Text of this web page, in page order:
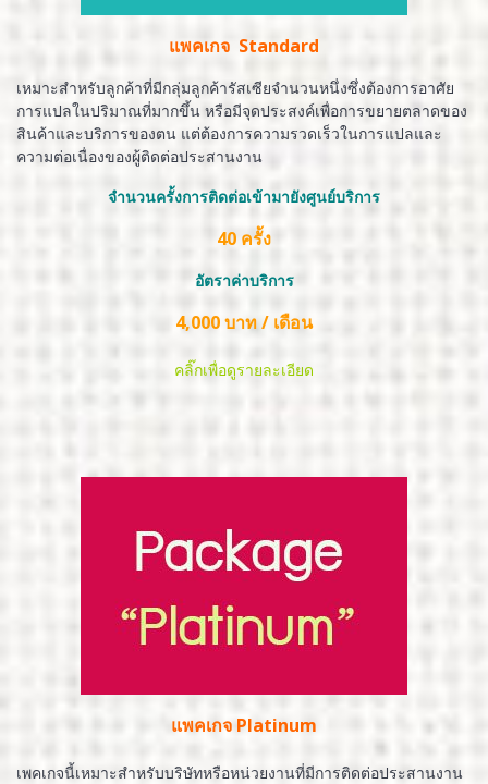
แพคเกจ Standard
เหมาะสำหรับลูกค้าที่มีกลุ่มลูกค้ารัสเซียจำนวนหนึ่งซึ่งต้องการอาศัย
การแปลในปริมาณที่มากขึ้น หรือมีจุดประสงค์เพื่อการขยายตลาดของ
สินค้าและบริการของตน แต่ต้องการความรวดเร็วในการแปลและ
ความต่อเนื่องของผู้ติดต่อประสานงาน
จำนวนครั้งการติดต่อเข้ามายังศูนย์บริการ
40 ครั้ง
อัตราค่าบริการ
4,000 บาท / เดือน
คลิ๊กเพื่อดูรายละเอียด
แพคเกจ Platinum
เพคเกจนี้เหมาะสำหรับบริษัทหรือหน่วยงานที่มีการติดต่อประสานงาน